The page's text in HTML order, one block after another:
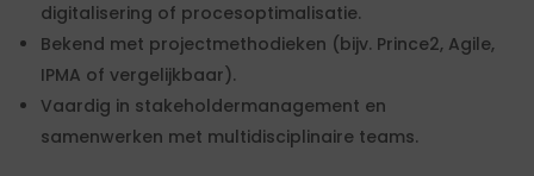
digitalisering of procesoptimalisatie.
Bekend met projectmethodieken (bijv. Prince2, Agile,
IPMA of vergelijkbaar).
Vaardig in stakeholdermanagement en
samenwerken met multidisciplinaire teams.